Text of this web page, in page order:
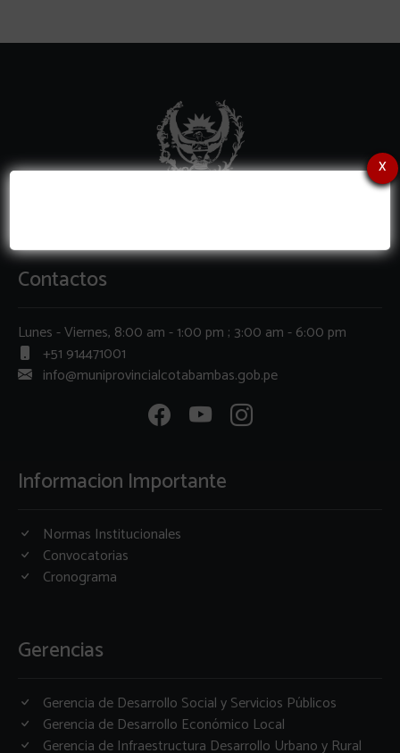
x
Contactos
Lunes - Viernes, 8:00 am - 1:00 pm ; 3:00 am - 6:00 pm
+51 914471001
info@muniprovincialcotabambas.gob.pe
Informacion Importante
Normas Institucionales
Convocatorias
Cronograma
Gerencias
Gerencia de Desarrollo Social y Servicios Públicos
Gerencia de Desarrollo Económico Local
Gerencia de Infraestructura Desarrollo Urbano y Rural